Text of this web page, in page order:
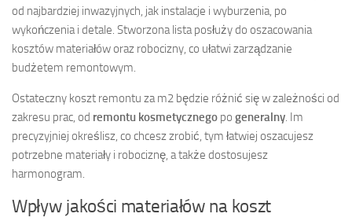
od najbardziej inwazyjnych, jak instalacje i wyburzenia, po
wykończenia i detale. Stworzona lista posłuży do oszacowania
kosztów materiałów oraz robocizny, co ułatwi zarządzanie
budżetem remontowym.
Ostateczny koszt remontu za m2 będzie różnić się w zależności od
zakresu prac, od remontu kosmetycznego po generalny . Im
precyzyjniej określisz, co chcesz zrobić, tym łatwiej oszacujesz
potrzebne materiały i robociznę, a także dostosujesz
harmonogram.
Wpływ jakości materiałów na koszt